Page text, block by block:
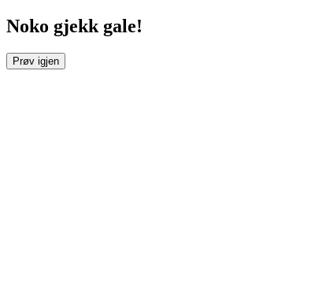
Noko gjekk gale!
Prøv igjen